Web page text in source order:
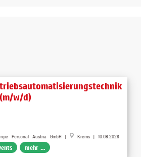
w/d)
Personal Austria GmbH | Krems | 10.08.2026
mehr ...